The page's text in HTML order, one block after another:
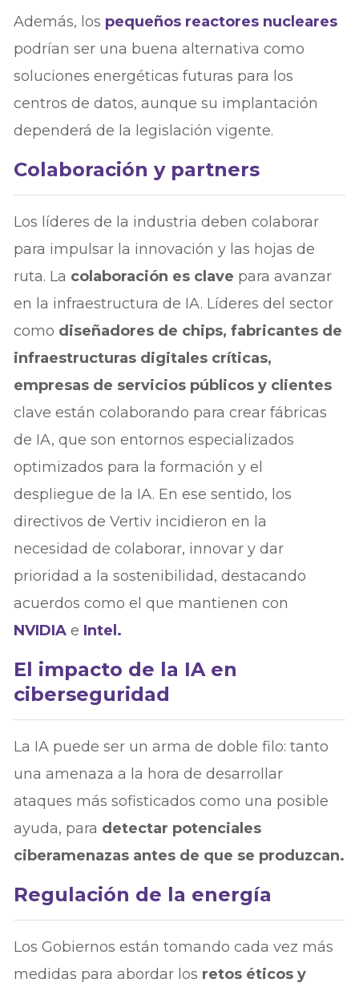
Además, los pequeños reactores nucleares
podrían ser una buena alternativa como
soluciones energéticas futuras para los
centros de datos, aunque su implantación
dependerá de la legislación vigente.
Colaboración y partners
Los líderes de la industria deben colaborar
para impulsar la innovación y las hojas de
ruta. La colaboración es clave para avanzar
en la infraestructura de IA. Líderes del sector
como diseñadores de chips, fabricantes de
infraestructuras digitales críticas,
empresas de servicios públicos y clientes
clave están colaborando para crear fábricas
de IA, que son entornos especializados
optimizados para la formación y el
despliegue de la IA. En ese sentido, los
directivos de Vertiv incidieron en la
necesidad de colaborar, innovar y dar
prioridad a la sostenibilidad, destacando
acuerdos como el que mantienen con
NVIDIA e Intel.
El impacto de la IA en
ciberseguridad
La IA puede ser un arma de doble filo: tanto
una amenaza a la hora de desarrollar
ataques más sofisticados como una posible
ayuda, para detectar potenciales
ciberamenazas antes de que se produzcan.
Regulación de la energía
Los Gobiernos están tomando cada vez más
medidas para abordar los retos éticos y